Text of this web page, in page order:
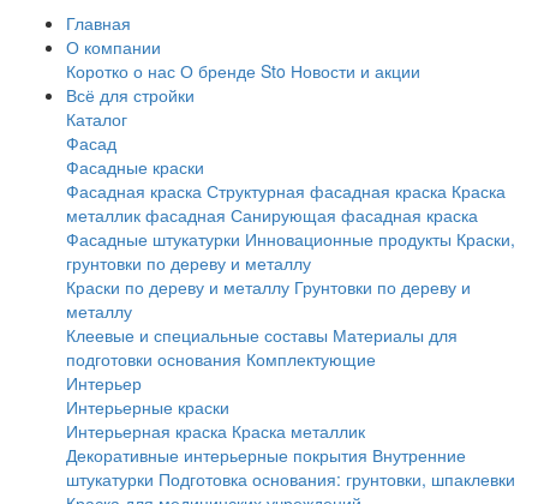
Главная
О компании
Коротко о нас О бренде Sto Новости и акции
Всё для стройки
Каталог
Фасад
Фасадные краски
Фасадная краска Структурная фасадная краска Краска
металлик фасадная Санирующая фасадная краска
Фасадные штукатурки Инновационные продукты Краски,
грунтовки по дереву и металлу
Краски по дереву и металлу Грунтовки по дереву и
металлу
Клеевые и специальные составы Материалы для
подготовки основания Комплектующие
Интерьер
Интерьерные краски
Интерьерная краска Краска металлик
Декоративные интерьерные покрытия Внутренние
штукатурки Подготовка основания: грунтовки, шпаклевки